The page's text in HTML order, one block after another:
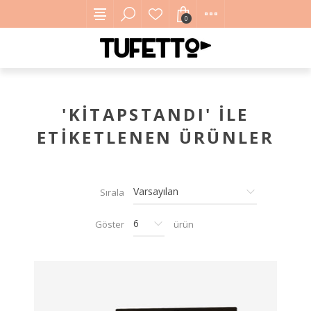
0
'KITAPSTANDI' ILE
ETIKETLENEN ÜRÜNLER
Sırala
Göster ürün